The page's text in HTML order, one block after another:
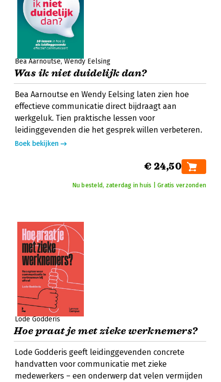
Bea Aarnoutse Wendy Eelsing
Was ik niet duidelijk dan?
Bea Aarnoutse en Wendy Eelsing laten zien hoe
effectieve communicatie direct bijdraagt aan
werkgeluk. Tien praktische lessen voor
leidinggevenden die het gesprek willen verbeteren.
Boek bekijken
€ 24,50
Nu besteld, zaterdag in huis | Gratis verzonden
Lode Godderis
Hoe praat je met zieke werknemers?
Lode Godderis geeft leidinggevenden concrete
handvatten voor communicatie met zieke
medewerkers – een onderwerp dat velen vermijden